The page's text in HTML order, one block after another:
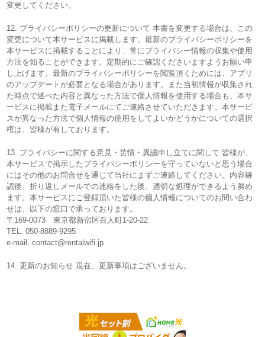
変更してください。
12. プライバシーポリシーの更新について 本書を変更する場合は、この
変更について本サービスに掲載します。最新のプライバシーポリシーを
本サービスに掲載することにより、常にプライバシー情報の収集や使用
方法を知ることができます。定期的にご確認くださいますようお願い申
し上げます。最新のプライバシーポリシーを閲覧頂くためには、アプリ
のアップデートが必要となる場合があります。また当初情報が収集され
た時点で述べた内容と異なった方法で個人情報を使用する場合も、本サ
ービスに掲載また電子メールにてご連絡させていただきます。本サービ
スが異なった方法で個人情報の使用をしてよいかどうかについての選択
権は、皆様が有しております。
13. プライバシーに関する意見・苦情・異議申し立てに関して 皆様が、
本サービスで掲示したプライバシーポリシーを守っていないと思う場合
にはその他のお問合せを通じて当社にまずご連絡してください。内容確
認後、折り返しメールでの連絡をした後、適切な処理ができるよう努め
ます。本サービスにご登録頂いた皆様の個人情報についてのお問い合わ
せは、以下の窓口で承っております。
〒169-0073 東京都新宿区百人町1-20-22
TEL. 050-8889-9295
e-mail. contact@rentalwifi.jp
14. 更新のお知らせ 現在、更新事項はございません。